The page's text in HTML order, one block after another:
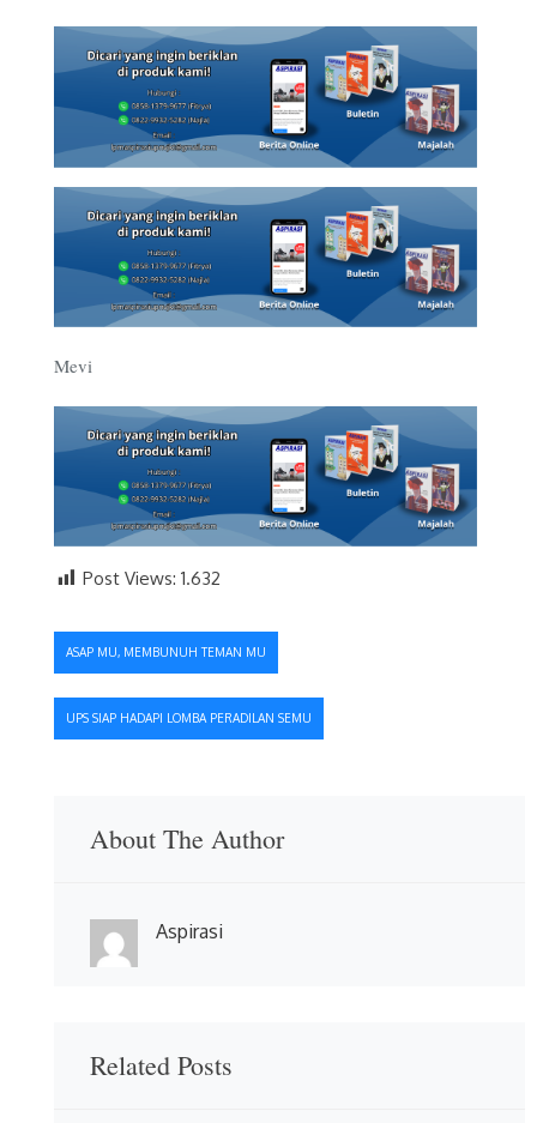
Mevi
Post Views: 1.632
Navigasi
pos
ASAP MU, MEMBUNUH TEMAN MU
UPS SIAP HADAPI LOMBA PERADILAN SEMU
About The Author
Aspirasi
Related Posts